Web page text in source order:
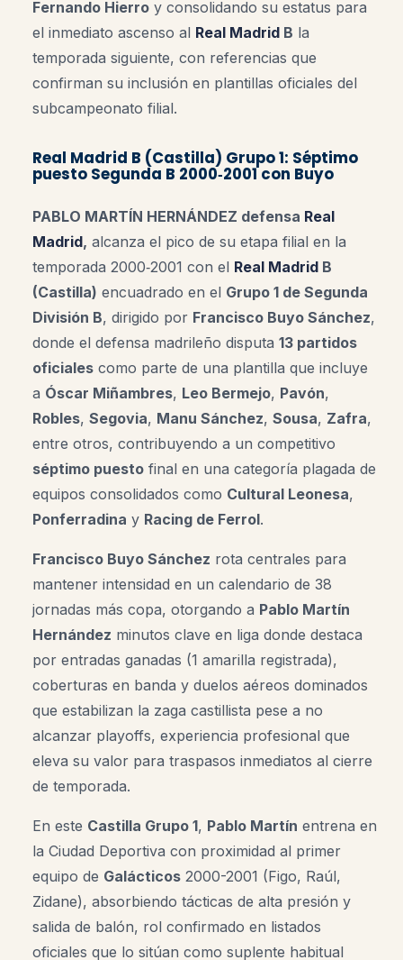
Fernando Hierro y consolidando su estatus para
el inmediato ascenso al Real Madrid B la
temporada siguiente, con referencias que
confirman su inclusión en plantillas oficiales del
subcampeonato filial.
Real Madrid B (Castilla) Grupo 1: Séptimo
puesto Segunda B 2000‑2001 con Buyo
PABLO MARTÍN HERNÁNDEZ defensa Real
Madrid, alcanza el pico de su etapa filial en la
temporada 2000‑2001 con el Real Madrid B
(Castilla) encuadrado en el Grupo 1 de Segunda
División B, dirigido por Francisco Buyo Sánchez,
donde el defensa madrileño disputa 13 partidos
oficiales como parte de una plantilla que incluye
a Óscar Miñambres, Leo Bermejo, Pavón,
Robles, Segovia, Manu Sánchez, Sousa, Zafra,
entre otros, contribuyendo a un competitivo
séptimo puesto final en una categoría plagada de
equipos consolidados como Cultural Leonesa,
Ponferradina y Racing de Ferrol.
Francisco Buyo Sánchez rota centrales para
mantener intensidad en un calendario de 38
jornadas más copa, otorgando a Pablo Martín
Hernández minutos clave en liga donde destaca
por entradas ganadas (1 amarilla registrada),
coberturas en banda y duelos aéreos dominados
que estabilizan la zaga castillista pese a no
alcanzar playoffs, experiencia profesional que
eleva su valor para traspasos inmediatos al cierre
de temporada.
En este Castilla Grupo 1, Pablo Martín entrena en
la Ciudad Deportiva con proximidad al primer
equipo de Galácticos 2000-2001 (Figo, Raúl,
Zidane), absorbiendo tácticas de alta presión y
salida de balón, rol confirmado en listados
oficiales que lo sitúan como suplente habitual